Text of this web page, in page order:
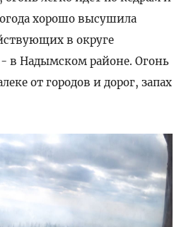
хорошо высушила
в округе
в Надымском районе. Огонь
от городов и дорог, запах